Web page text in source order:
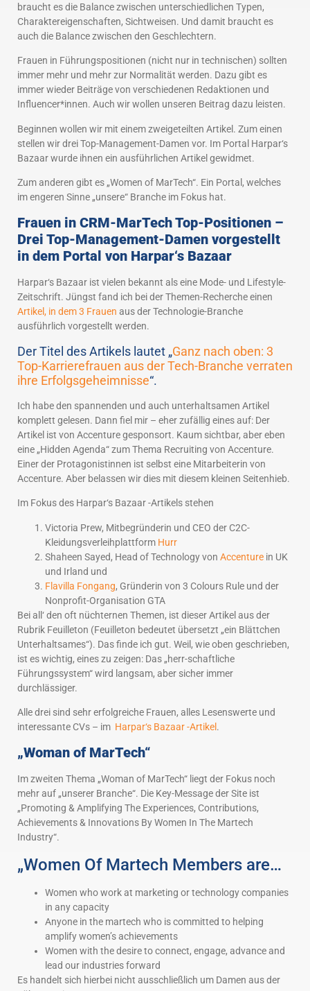
braucht es die Balance zwischen unterschiedlichen Typen,
Charaktereigenschaften, Sichtweisen. Und damit braucht es
auch die Balance zwischen den Geschlechtern.
Frauen in Führungspositionen (nicht nur in technischen) sollten
immer mehr und mehr zur Normalität werden. Dazu gibt es
immer wieder Beiträge von verschiedenen Redaktionen und
Influencer*innen. Auch wir wollen unseren Beitrag dazu leisten.
Beginnen wollen wir mit einem zweigeteilten Artikel. Zum einen
stellen wir drei Top-Management-Damen vor. Im Portal Harpar‘s
Bazaar wurde ihnen ein ausführlichen Artikel gewidmet.
Zum anderen gibt es „Women of MarTech“. Ein Portal, welches
im engeren Sinne „unsere“ Branche im Fokus hat.
Frauen in CRM-MarTech Top-Positionen –
Drei Top-Management-Damen vorgestellt
in dem Portal von Harpar‘s Bazaar
Harpar‘s Bazaar ist vielen bekannt als eine Mode- und Lifestyle-
Zeitschrift. Jüngst fand ich bei der Themen-Recherche einen
Artikel, in dem 3 Frauen aus der Technologie-Branche
ausführlich vorgestellt werden.
Der Titel des Artikels lautet „Ganz nach oben: 3
Top-Karrierefrauen aus der Tech-Branche verraten
ihre Erfolgsgeheimnisse“.
Ich habe den spannenden und auch unterhaltsamen Artikel
komplett gelesen. Dann fiel mir – eher zufällig eines auf: Der
Artikel ist von Accenture gesponsort. Kaum sichtbar, aber eben
eine „Hidden Agenda“ zum Thema Recruiting von Accenture.
Einer der Protagonistinnen ist selbst eine Mitarbeiterin von
Accenture. Aber belassen wir dies mit diesem kleinen Seitenhieb.
Im Fokus des Harpar‘s Bazaar -Artikels stehen
Victoria Prew, Mitbegründerin und CEO der C2C-
Kleidungsverleihplattform Hurr
Shaheen Sayed, Head of Technology von Accenture in UK
und Irland und
Flavilla Fongang, Gründerin von 3 Colours Rule und der
Nonprofit-Organisation GTA
Bei all‘ den oft nüchternen Themen, ist dieser Artikel aus der
Rubrik Feuilleton (Feuilleton bedeutet übersetzt „ein Blättchen
Unterhaltsames“). Das finde ich gut. Weil, wie oben geschrieben,
ist es wichtig, eines zu zeigen: Das „herr-schaftliche
Führungssystem“ wird langsam, aber sicher immer
durchlässiger.
Alle drei sind sehr erfolgreiche Frauen, alles Lesenswerte und
interessante CVs – im Harpar‘s Bazaar -Artikel .
„Woman of MarTech“
Im zweiten Thema „Woman of MarTech“ liegt der Fokus noch
mehr auf „unserer Branche“. Die Key-Message der Site ist
„Promoting & Amplifying The Experiences, Contributions,
Achievements & Innovations By Women In The Martech
Industry“.
„Women Of Martech Members are…
Women who work at marketing or technology companies
in any capacity
Anyone in the martech who is committed to helping
amplify women’s achievements
Women with the desire to connect, engage, advance and
lead our industries forward
Es handelt sich hierbei nicht ausschließlich um Damen aus der